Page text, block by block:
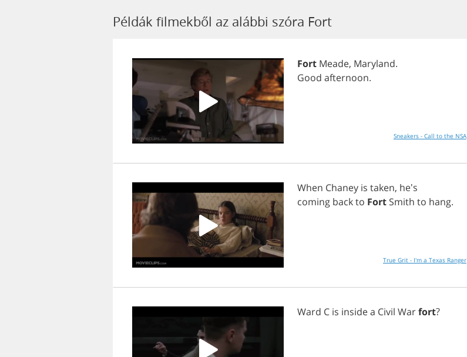
Példák filmekből az alábbi szóra Fort
Fort Meade, Maryland.
Good afternoon.
Sneakers - Call to the NSA
When Chaney is taken, he's
coming backto Fort Smith to hang.
True Grit - I'm a Texas Ranger
Ward C is insidea Civil Warfort?